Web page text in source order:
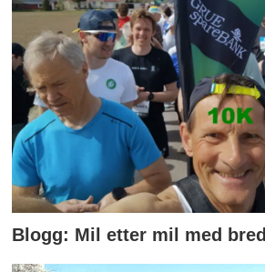
Blogg: Mil etter mil med